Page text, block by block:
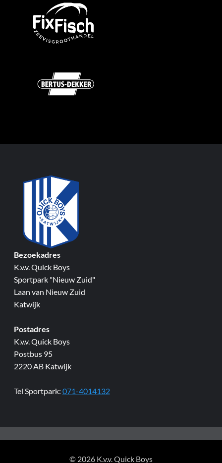
Bezoekadres
K.v.v. Quick Boys
Sportpark "Nieuw Zuid"
Laan van Nieuw Zuid
Katwijk
Postadres
K.v.v. Quick Boys
Postbus 95
2220 AB Katwijk
Tel Sportpark: 071-4014132
© 2026 K.v.v. Quick Boys